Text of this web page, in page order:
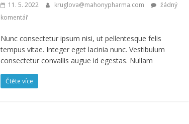
11. 5. 2022 kruglova@mahonypharma.com
žádný
komentář
Nunc consectetur ipsum nisi, ut pellentesque felis
tempus vitae. Integer eget lacinia nunc. Vestibulum
consectetur convallis augue id egestas. Nullam
Čtěte více